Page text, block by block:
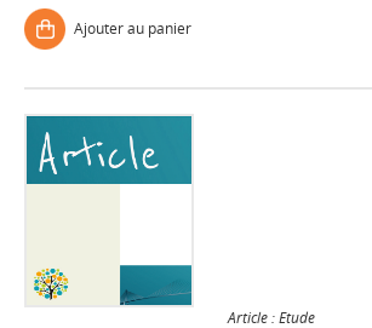
Ajouter au panier
Article : Etude